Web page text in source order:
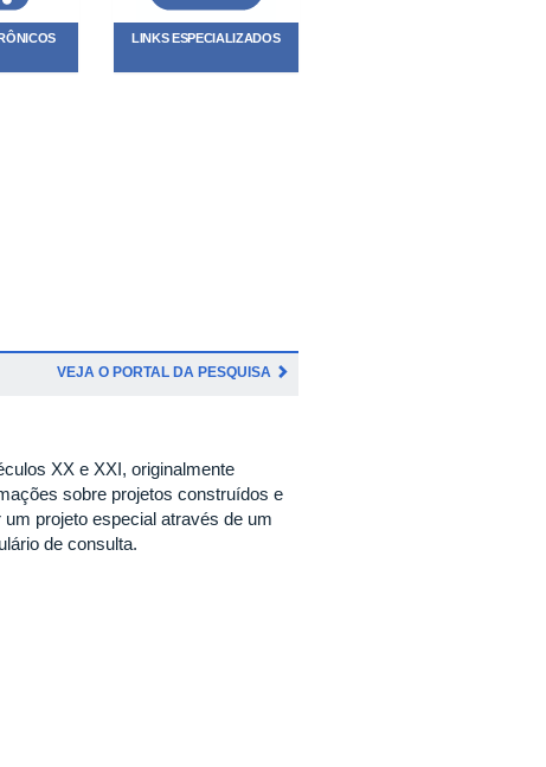
LINKS ESPECIALIZADOS
VEJA O PORTAL DA PESQUISA
XX e XXI, originalmente
sobre projetos construídos e
projeto especial através de um
de consulta.